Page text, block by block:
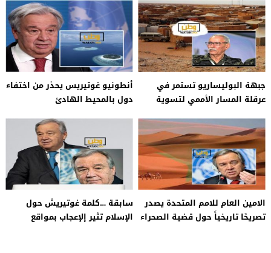
جبهة البوليساريو تستمر في
عرقلة المسار الأممي لتسوية
أنطونيو غوتيريس يحذر من اختفاء
دول بالمحيط الهادئ
الامين العام للامم المتحدة يصدر
تصريحًا تاريخياً حول قضية الصحراء
سابقة …كلمة غوتيريش حول
الإسلام تثير إلإعجاب بمواقع